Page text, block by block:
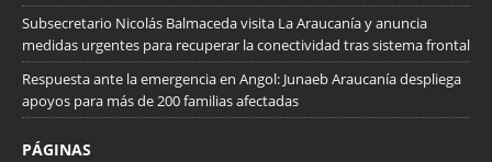
Subsecretario Nicolás Balmaceda visita La Araucanía y anuncia
medidas urgentes para recuperar la conectividad tras sistema frontal
Respuesta ante la emergencia en Angol: Junaeb Araucanía despliega
apoyos para más de 200 familias afectadas
PÁGINAS